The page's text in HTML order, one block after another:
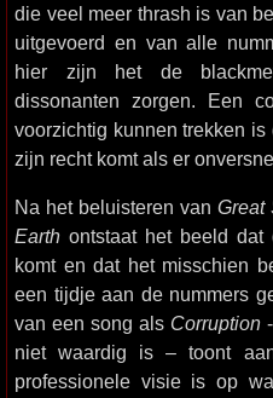
die veel meer thrash is van
uitgevoerd en van alle
hier zijn het de
dissonanten zorgen. Een
voorzichtig kunnen trekken
zijn recht komt als er
Na het beluisteren van Great
Earth ontstaat het beeld
komt en dat het misschien
een tijdje aan de nummers
van een song als Corruption
niet waardig is – toont
professionele visie is op